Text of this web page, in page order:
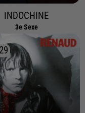
INDOCHINE
3e Sexe